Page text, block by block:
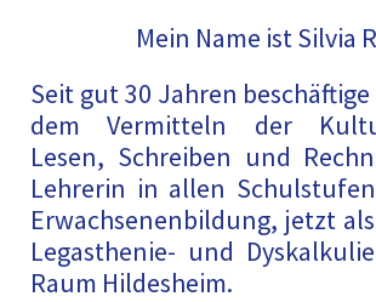
Mein Name ist Silvia
Seit gut 30 Jahren
dem Vermitteln der
Lesen, Schreiben und
Lehrerin in allen
Erwachsenenbildung, jetzt
Legasthenie- und
Raum Hildesheim.